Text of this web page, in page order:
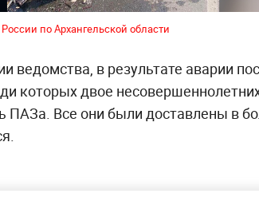
по Архангельской области
ведомства, в результате аварии
которых двое
ПАЗа. Все они были доставлены в